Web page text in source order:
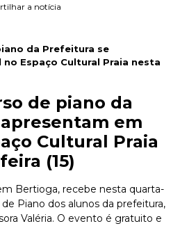
a notícia
da Prefeitura se
Espaço Cultural Praia nesta
de piano da
em
Cultural Praia
(15)
Bertioga, recebe nesta quarta-
de Piano dos alunos da prefeitura,
Valéria. O evento é gratuito e